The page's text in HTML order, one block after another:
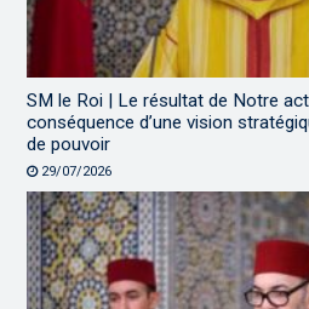
SM le Roi | Le résultat de Notre
conséquence d’une vision
de pouvoir
29/07/2026